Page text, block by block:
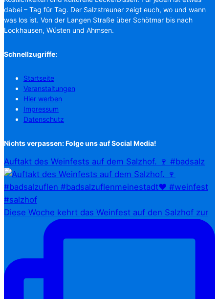
dabei – Tag für Tag. Der Salzstreuner zeigt euch, wo und wann
was los ist. Von der Langen Straße über Schötmar bis nach
Lockhausen, Wüsten und Ahmsen.
Schnellzugriffe:
Startseite
Veranstaltungen
Hier werben
Impressum
Datenschutz
Nichts verpassen: Folge uns auf Social Media!
Auftakt des Weinfests auf dem Salzhof. 🍷 #badsalz
Diese Woche kehrt das Weinfest auf den Salzhof zur